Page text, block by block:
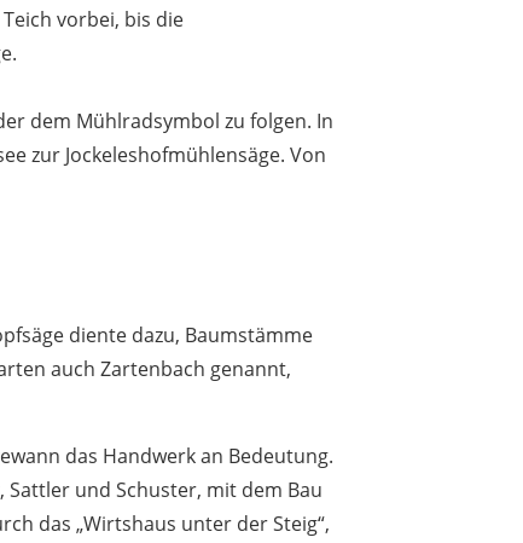
vorbei, bis die
dem Mühlradsymbol zu folgen. In
zur Jockeleshofmühlensäge. Von
diente dazu, Baumstämme
auch Zartenbach genannt,
das Handwerk an Bedeutung.
und Schuster, mit dem Bau
das „Wirtshaus unter der Steig“,